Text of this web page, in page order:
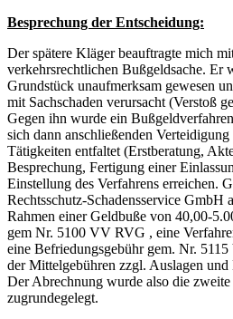
Besprechung der Entscheidung:
Der spätere Kläger beauftragte mich
verkehrsrechtlichen Bußgeldsache. Er
Grundstück unaufmerksam gewesen
mit Sachschaden verursacht (Verstoß
Gegen ihn wurde ein
sich dann anschließenden
Tätigkeiten entfaltet (Erstberatung,
Besprechung, Fertigung einer
Einstellung des Verfahrens erreichen.
Rechtsschutz-Schadensservice GmbH
Rahmen einer Geldbuße von 40,00-
gem Nr. 5100 VV RVG , eine
eine Befriedungsgebühr gem. Nr.
der Mittelgebühren zzgl. Auslagen und
Der Abrechnung wurde also die
zugrundegelegt.